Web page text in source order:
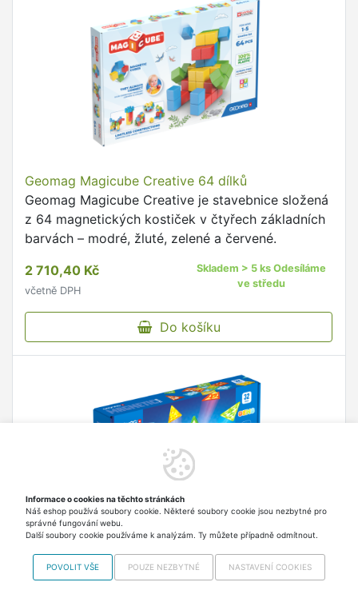
Geomag Magicube Creative 64 dílků
Geomag Magicube Creative je stavebnice složená
z 64 magnetických kostiček v čtyřech základních
barvách – modré, žluté, zelené a červené.
2 710,40 Kč
včetně DPH
Skladem > 5 ks Odesíláme
ve středu
Do košíku
Geomag Magnetic Tiles 32 dílků
Informace o cookies na těchto stránkách
Náš eshop používá soubory cookie. Některé soubory cookie jsou nezbytné pro
správné fungování webu.
Další soubory cookie používáme k analýzám. Ty můžete případně odmítnout.
POVOLIT VŠE POUZE NEZBYTNÉ NASTAVENÍ COOKIES